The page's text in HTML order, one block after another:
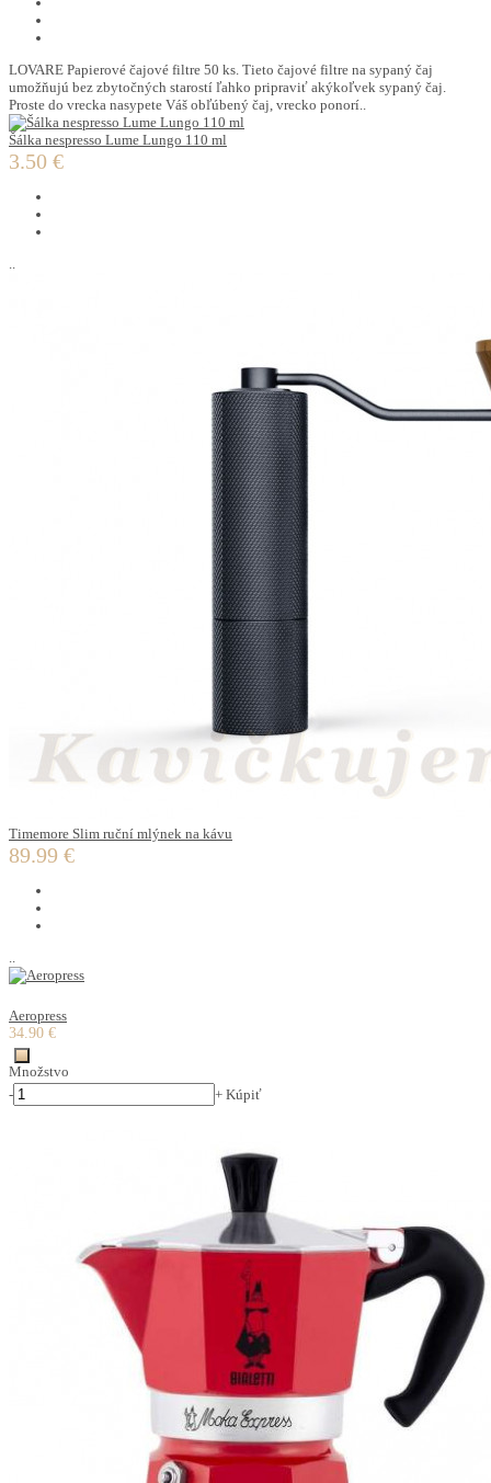
LOVARE Papierové čajové filtre 50 ks. Tieto čajové filtre na sypaný čaj
umožňujú bez zbytočných starostí ľahko pripraviť akýkoľvek sypaný čaj.
Proste do vrecka nasypete Váš obľúbený čaj, vrecko ponorí..
Šálka nespresso Lume Lungo 110 ml
3.50 €
Timemore Slim ruční mlýnek na kávu
89.99 €
Aeropress
34.90 €
Množstvo
-
+ Kúpiť